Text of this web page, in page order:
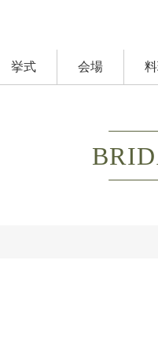
挙式 会場